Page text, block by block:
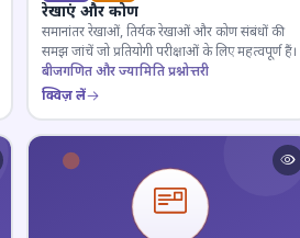
रेखाएं और कोण
समानांतर रेखाओं, तिर्यक रेखाओं और कोण संबंधों की
समझ जांचें जो प्रतियोगी परीक्षाओं के लिए महत्वपूर्ण हैं।
बीजगणित और ज्यामिति प्रश्नोत्तरी
क्विज़ लें